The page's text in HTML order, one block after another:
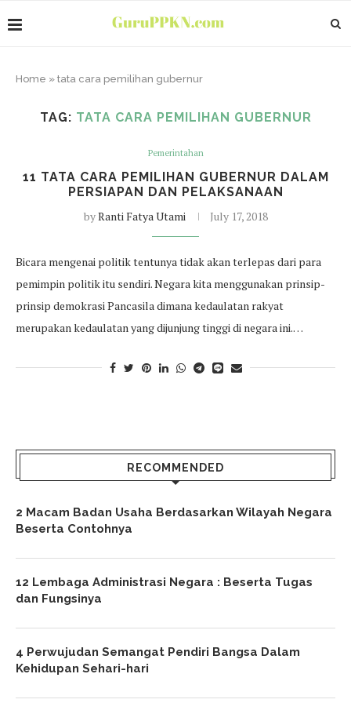
Home » tata cara pemilihan gubernur
TAG: TATA CARA PEMILIHAN GUBERNUR
Pemerintahan
11 TATA CARA PEMILIHAN GUBERNUR DALAM
PERSIAPAN DAN PELAKSANAAN
byRanti Fatya Utami July 17, 2018
Bicara mengenai politik tentunya tidak akan terlepas dari para
pemimpin politik itu sendiri. Negara kita menggunakan prinsip-
prinsip demokrasi Pancasila dimana kedaulatan rakyat
merupakan kedaulatan yang dijunjung tinggi di negara ini.…
RECOMMENDED
2 Macam Badan Usaha Berdasarkan Wilayah Negara
Beserta Contohnya
12 Lembaga Administrasi Negara : Beserta Tugas
dan Fungsinya
4 Perwujudan Semangat Pendiri Bangsa Dalam
Kehidupan Sehari-hari